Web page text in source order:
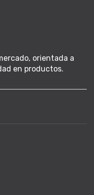
orientada a
en productos.